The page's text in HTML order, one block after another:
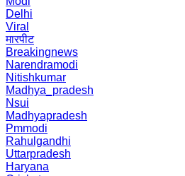
Delhi
Viral
मारपीट
Breakingnews
Narendramodi
Nitishkumar
Madhya_pradesh
Nsui
Madhyapradesh
Pmmodi
Rahulgandhi
Uttarpradesh
Haryana